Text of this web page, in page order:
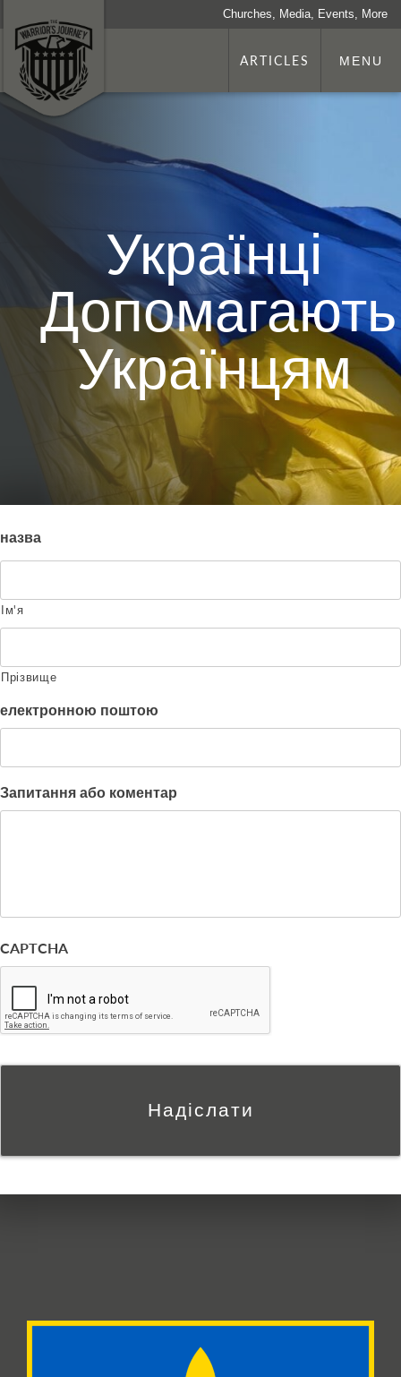
Churches, Media, Events, More
ARTICLES MENU
Українці
Допомагають
Українцям
назва
Ім'я
Прізвище
електронною поштою
Запитання або коментар
CAPTCHA